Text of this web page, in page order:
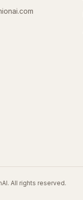
All rights reserved.